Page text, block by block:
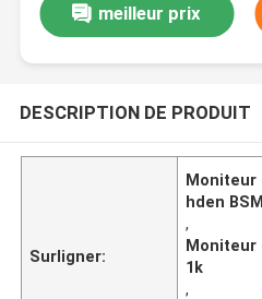
meilleur prix
DESCRIPTION DE PRODUIT
Surligner:
Moniteur
hden
,
Moniteur
1k
,